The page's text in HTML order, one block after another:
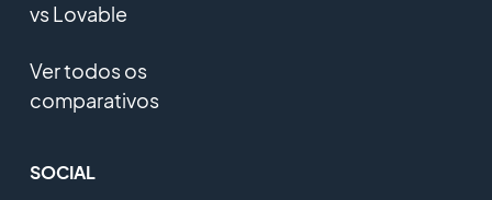
vs Lovable
Ver todos os
comparativos
SOCIAL